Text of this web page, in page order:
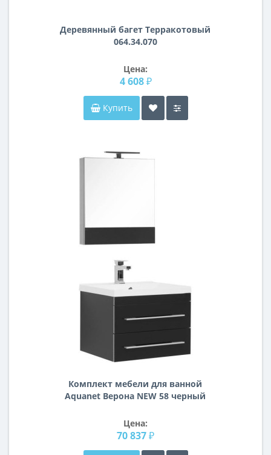
Деревянный багет Терракотовый
064.34.070
Цена:
4 608 ₽
Купить
Комплект мебели для ванной
Aquanet Верона NEW 58 черный
Цена:
70 837 ₽